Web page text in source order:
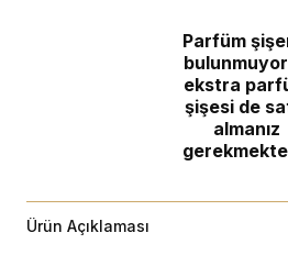
Parfüm
ekstra
şişesi de
almanız
Ürün Açıklaması